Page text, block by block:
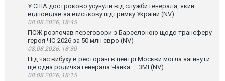
У США достроково усунули від служби генерала, який
відповідав за військову підтримку України (NV)
08.08.2026, 18:45
ПСЖ розпочав переговори з Барселоною щодо трансферу
героя ЧС-2026 за 50 млн євро (NV)
08.08.2026, 18:30
Під час вибуху в ресторані в центрі Москви могла загинути
ще одна родичка генерала Чайка — ЗМІ (NV)
08.08.2026, 18:15